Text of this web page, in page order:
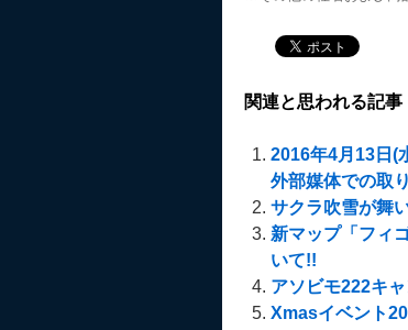
関連と思われる記事
2016年4月13日(
外部媒体での取
サクラ吹雪が舞
新マップ「フィ
いて!!
アソビモ222キ
Xmasイベント